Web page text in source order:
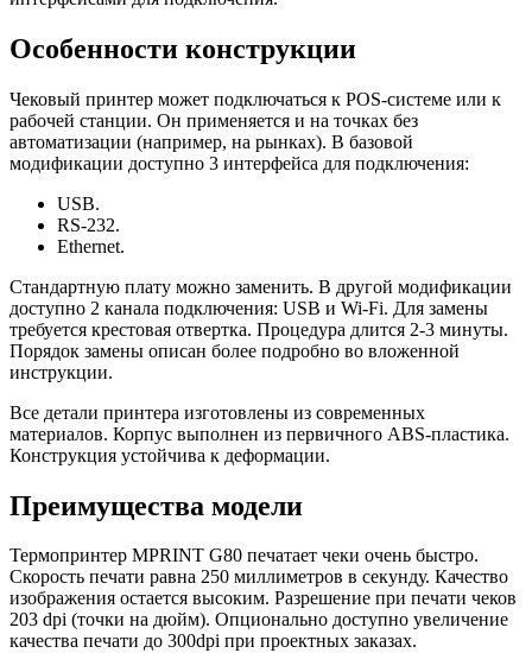
Особенности конструкции
Чековый принтер может подключаться к POS-системе или к
рабочей станции. Он применяется и на точках без
автоматизации (например, на рынках). В базовой
модификации доступно 3 интерфейса для подключения:
USB.
RS-232.
Ethernet.
Стандартную плату можно заменить. В другой модификации
доступно 2 канала подключения: USB и Wi-Fi. Для замены
требуется крестовая отвертка. Процедура длится 2-3 минуты.
Порядок замены описан более подробно во вложенной
инструкции.
Все детали принтера изготовлены из современных
материалов. Корпус выполнен из первичного ABS-пластика.
Конструкция устойчива к деформации.
Преимущества модели
Термопринтер MPRINT G80 печатает чеки очень быстро.
Скорость печати равна 250 миллиметров в секунду. Качество
изображения остается высоким. Разрешение при печати чеков
203 dpi (точки на дюйм). Опционально доступно увеличение
качества печати до 300dpi при проектных заказах.